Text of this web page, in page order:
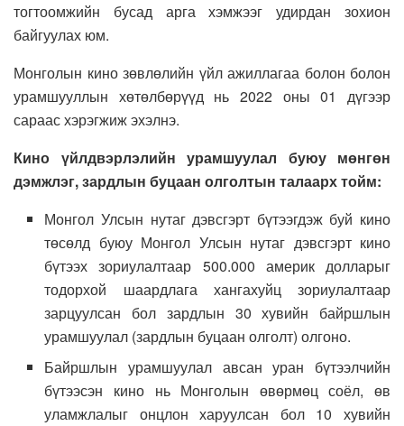
тогтоомжийн бусад арга хэмжээг удирдан зохион
байгуулах юм.
Монголын кино зөвлөлийн үйл ажиллагаа болон болон
урамшууллын хөтөлбөрүүд нь 2022 оны 01 дүгээр
сараас хэрэгжиж эхэлнэ.
Кино үйлдвэрлэлийн урамшуулал буюу мөнгөн
дэмжлэг, зардлын буцаан олголтын талаарх тойм:
Монгол Улсын нутаг дэвсгэрт бүтээгдэж буй кино
төсөлд буюу Монгол Улсын нутаг дэвсгэрт кино
бүтээх зориулалтаар 500.000 америк долларыг
тодорхой шаардлага хангахуйц зориулалтаар
зарцуулсан бол зардлын 30 хувийн байршлын
урамшуулал (зардлын буцаан олголт) олгоно.
Байршлын урамшуулал авсан уран бүтээлчийн
бүтээсэн кино нь Монголын өвөрмөц соёл, өв
уламжлалыг онцлон харуулсан бол 10 хувийн